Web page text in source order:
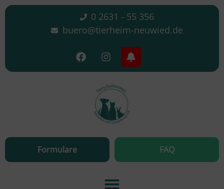
0 2631 - 55 356
buero@tierheim-neuwied.de
Formulare FAQ